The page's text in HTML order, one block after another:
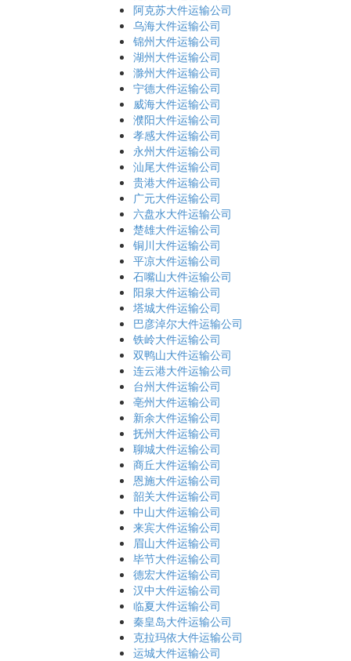
阿克苏大件运输公司
乌海大件运输公司
锦州大件运输公司
湖州大件运输公司
滁州大件运输公司
宁德大件运输公司
威海大件运输公司
濮阳大件运输公司
孝感大件运输公司
永州大件运输公司
汕尾大件运输公司
贵港大件运输公司
广元大件运输公司
六盘水大件运输公司
楚雄大件运输公司
铜川大件运输公司
平凉大件运输公司
石嘴山大件运输公司
阳泉大件运输公司
塔城大件运输公司
巴彦淖尔大件运输公司
铁岭大件运输公司
双鸭山大件运输公司
连云港大件运输公司
台州大件运输公司
亳州大件运输公司
新余大件运输公司
抚州大件运输公司
聊城大件运输公司
商丘大件运输公司
恩施大件运输公司
韶关大件运输公司
中山大件运输公司
来宾大件运输公司
眉山大件运输公司
毕节大件运输公司
德宏大件运输公司
汉中大件运输公司
临夏大件运输公司
秦皇岛大件运输公司
克拉玛依大件运输公司
运城大件运输公司